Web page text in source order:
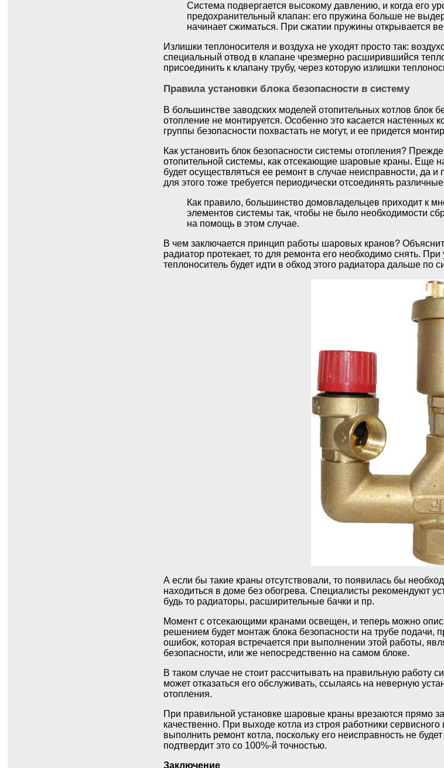
Система подвергается высокому давлению, и когда его
предохранительный клапан: его пружина больше не
начинает сжиматься. При сжатии пружины открывается
Излишки теплоносителя и воздуха не уходят просто так:
специальный отвод в клапане чрезмерно расширившийся
присоединить к клапану трубу, через которую излишки
Правила установки блока безопасности в систему
В большинстве заводских моделей отопительных котлов блок
отопление не монтируется. Особенно это касается
группы безопасности похвастать не могут, и ее придется
Как установить блок безопасности системы отопления?
отопительной системы, как отсекающие шаровые краны. Еще
будет осуществляться ее ремонт в случае неисправности, да
для этого тоже требуется периодически отсоединять
Как правило, большинство домовладельцев приходит к
элементов системы так, чтобы не было необходимости
на помощь в этом случае.
В чем заключается принцип работы шаровых кранов?
радиатор протекает, то для ремонта его необходимо снять.
теплоноситель будет идти в обход этого радиатора дальше
А если бы такие краны отсутствовали, то появилась бы
находиться в доме без обогрева. Специалисты рекомендуют
будь то радиаторы, расширительные бачки и пр.
Момент с отсекающими кранами освещен, и теперь можно
решением будет монтаж блока безопасности на трубе подачи,
ошибок, которая встречается при выполнении этой работы,
безопасности, или же непосредственно на самом блоке.
В таком случае не стоит рассчитывать на правильную работу
может отказаться его обслуживать, ссылаясь на неверную
отопления.
При правильной установке шаровые краны врезаются прямо
качественно. При выходе котла из строя работники
выполнить ремонт котла, поскольку его неисправность не
подтвердит это со 100%-й точностью.
Заключение